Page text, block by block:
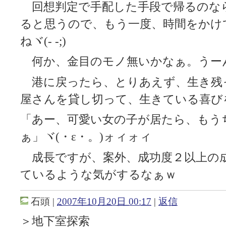
回想判定で手配した手段で帰るのな
ると思うので、もう一度、時間をか
ねヾ(- -;)
何か、金目のモノ無いかなぁ。うー
港に戻ったら、とりあえず、生き
屋さんを貸し切って、生きている喜
「あー、可愛い女の子が居たら、も
ぁ」ヾ(・ε・。)ォィォィ
成長ですが、案外、成功度２以上の
ているような気がするなぁｗ
石頭 | 2007年10月20日 00:17 | 返信
＞地下室探索